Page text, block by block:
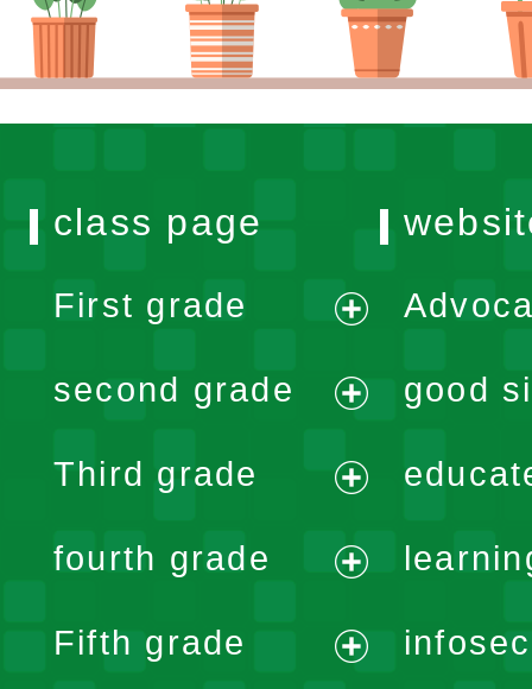
class page
First grade
menu
second grade
menu
Third grade
menu
fourth grade
menu
Fifth grade
good